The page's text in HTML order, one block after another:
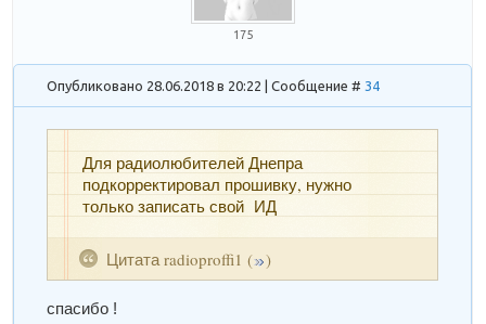
175
Опубликовано 28.06.2018 в 20:22 | Сообщение # 34
Цитата radioproffi1 ( )
Для радиолюбителей Днепра
подкорректировал прошивку, нужно
только записать свой ИД
спасибо !